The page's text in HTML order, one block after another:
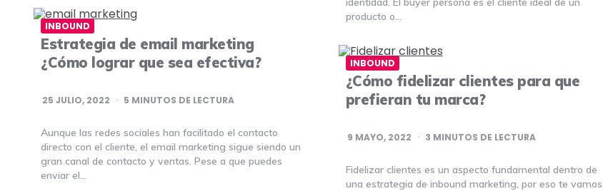
producto o…
INBOUND
Estrategia de email marketing
¿Cómo lograr que sea efectiva?
25 JULIO, 2022 5 MINUTOS DE LECTURA
Aunque las redes sociales han facilitado el contacto
directo con el cliente, el email marketing sigue siendo un
gran canal de contacto y ventas. Pese a que puedes
enviar el…
INBOUND
¿Cómo fidelizar clientes para que
prefieran tu marca?
9 MAYO, 2022 3 MINUTOS DE LECTURA
Fidelizar clientes es un aspecto fundamental dentro de
una estrategia de inbound marketing, por eso te